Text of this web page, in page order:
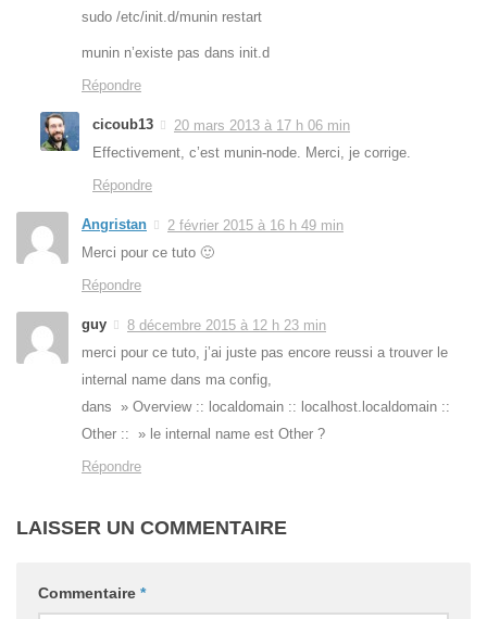
sudo /etc/init.d/munin restart
munin n’existe pas dans init.d
Répondre
cicoub13
20 mars 2013 à 17 h 06 min
Effectivement, c’est munin-node. Merci, je corrige.
Répondre
Angristan
2 février 2015 à 16 h 49 min
Merci pour ce tuto 🙂
Répondre
guy
8 décembre 2015 à 12 h 23 min
merci pour ce tuto, j’ai juste pas encore reussi a trouver le
internal name dans ma config,
dans » Overview :: localdomain :: localhost.localdomain ::
Other :: » le internal name est Other ?
Répondre
LAISSER UN COMMENTAIRE
Commentaire *